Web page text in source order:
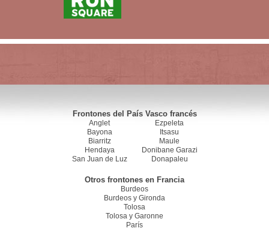
Frontones del País Vasco francés
Anglet
Bayona
Biarritz
Hendaya
San Juan de Luz
Ezpeleta
Itsasu
Maule
Donibane Garazi
Donapaleu
Otros frontones en Francia
Burdeos
Burdeos y Gironda
Tolosa
Tolosa y Garonne
París